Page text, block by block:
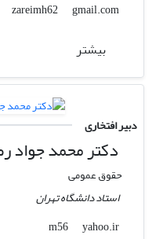
zareimh62
gmail.com
بیشتر
دبیر افتخاری
دکتر محمد جواد
حقوق عمومی
استاد دانشگاه تهران
m56
yahoo.ir